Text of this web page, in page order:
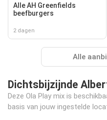
Alle AH Greenfields
beefburgers
2 dagen
Alle
Dichtsbijzijnde
Deze Ola Play mix is
basis van jouw ingestelde